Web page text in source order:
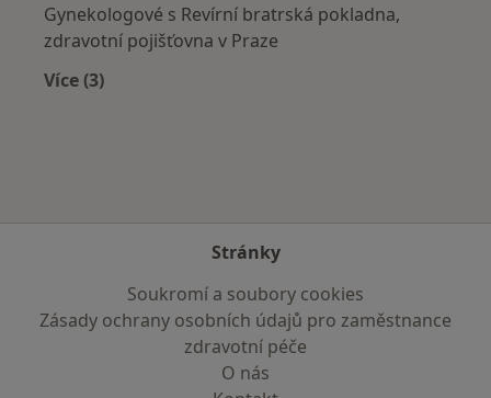
Gynekologové s Revírní bratrská pokladna,
zdravotní pojišťovna v Praze
Více (3)
Stránky
Soukromí a soubory cookies
Zásady ochrany osobních údajů pro zaměstnance
zdravotní péče
O nás